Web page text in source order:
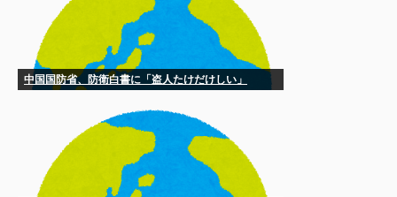
中国国防省、防衛白書に「盗人たけだけしい」